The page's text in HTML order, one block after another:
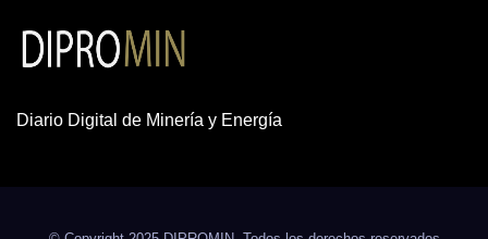
Diario Digital de Minería y Energía